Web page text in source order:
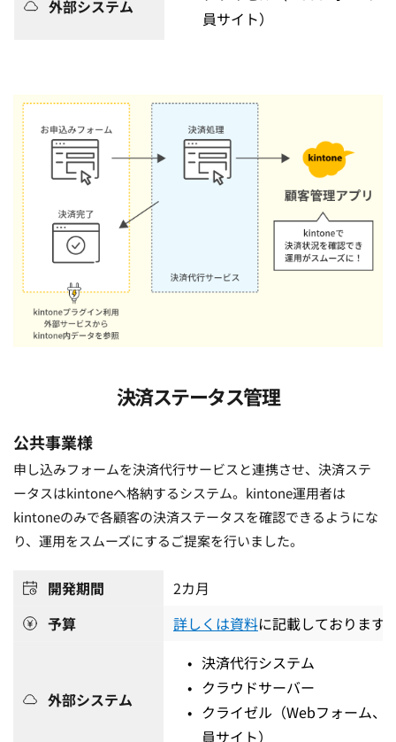
外部システム
員サイト）
決済ステータス管理
公共事業様
申し込みフォームを決済代行サービスと連携させ、決済ステ
ータスはkintoneへ格納するシステム。kintone運用者は
kintoneのみで各顧客の決済ステータスを確認できるようにな
り、運用をスムーズにするご提案を行いました。
開発期間 2カ月
予算
詳しくは資料に記載しております
外部システム
決済代行システム
クラウドサーバー
クライゼル（Webフォーム、
員サイト）